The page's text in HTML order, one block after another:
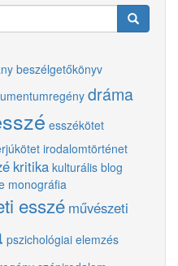
beszélgetőkönyv
dráma
esszékötet
irodalomtörténet
kritika kulturális blog
monográfia
esszé művészeti
pszichológiai elemzés